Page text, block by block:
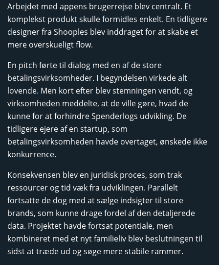
Arbejdet med appens brugerrejse blev centralt. Et
komplekst produkt skulle formidles enkelt. En tidligere
designer fra Shooples blev inddraget for at skabe et
mere overskueligt flow.
En pitch førte til dialog med en af de store
betalingsvirksomheder. I begyndelsen virkede alt
lovende. Men kort efter blev stemningen vendt, og
virksomheden meddelte, at de ville gøre, hvad de
kunne for at forhindre Spenderlogs udvikling. De
tidligere ejere af en startup, som
betalingsvirksomheden havde overtaget, ønskede ikke
konkurrence.
Konsekvensen blev en juridisk proces, som trak
ressourcer og tid væk fra udviklingen. Parallelt
fortsatte de dog med at sælge indsigter til store
brands, som kunne drage fordel af den detaljerede
data. Projektet havde fortsat potentiale, men
kombineret med et nyt familieliv blev beslutningen til
sidst at træde ud og søge mere stabile rammer.